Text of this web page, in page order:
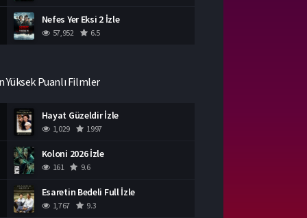
Nefes Yer Eksi 2 İzle
57,952 6.5
Yüksek Puanlı Filmler
Hayat Güzeldir İzle
1,029 1997
Koloni 2026 İzle
161 9.6
Esaretin Bedeli Full İzle
1,767 9.3